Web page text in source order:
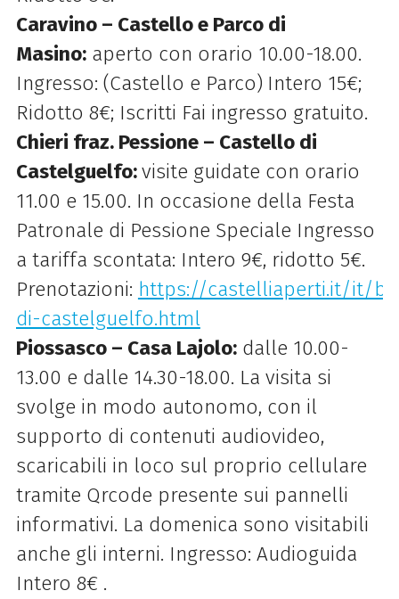
Caravino – Castello e Parco di
Masino:aperto con orario 10.00-18.00.
Ingresso: (Castello e Parco) Intero 15€;
Ridotto 8€; Iscritti Fai ingresso gratuito.
Chieri fraz. Pessione – Castello di
Castelguelfo:visite guidate con orario
11.00 e 15.00. In occasione della Festa
Patronale di Pessione Speciale Ingresso
a tariffa scontata: Intero 9€, ridotto 5€.
Prenotazioni: https://castelliaperti.it/it/
di-castelguelfo.html
Piossasco – Casa Lajolo:dalle 10.00-
13.00 e dalle 14.30-18.00. La visita si
svolge in modo autonomo, con il
supporto di contenuti audiovideo,
scaricabili in loco sul proprio cellulare
tramite Qrcode presente sui pannelli
informativi. La domenica sono visitabili
anche gli interni. Ingresso: Audioguida
Intero 8€ .